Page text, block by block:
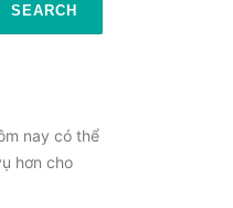
nay có thể
hơn cho